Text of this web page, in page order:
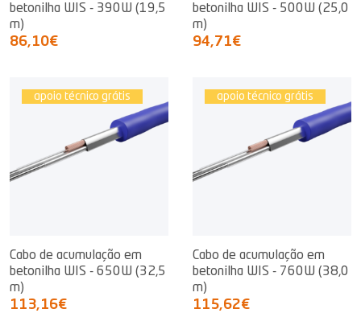
betonilha WIS - 390W (19,5
m)
86,10€
betonilha WIS - 500W (25,0
m)
94,71€
apoio técnico grátis
Cabo de acumulação em
betonilha WIS - 650W (32,5
m)
113,16€
apoio técnico grátis
Cabo de acumulação em
betonilha WIS - 760W (38,0
m)
115,62€